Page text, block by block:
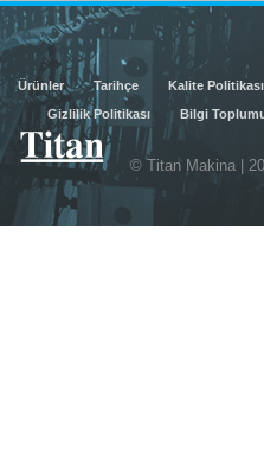
Ürünler Tarihçe Kalite Politikası
Gizlilik Politikası
Bilgi
© Titan Makina |